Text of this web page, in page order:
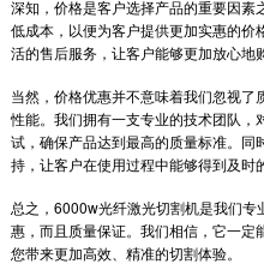
深知，价格是客户选择产品的重要因
低成本，以便为客户提供更加实惠的价
活的售后服务，让客户能够更加放心地
当然，价格优惠并不意味着我们忽视
性能。我们拥有一支专业的技术团队，
试，确保产品达到最高的质量标准。
持，让客户在使用过程中能够得到及时
总之， 6000w光纤激光切割机是我们专
惠，而且质量保证。我们相信，它一
您带来更加高效、精准的切割体验。
管子相贯线
数控相贯线切
2022-01-25